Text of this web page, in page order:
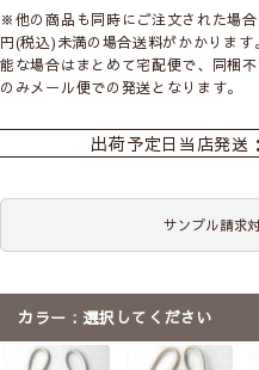
※他の商品も同時にご注文された場
円(税込)未満の場合送料がかかりま
能な場合はまとめて宅配便で、同梱
のみメール便での発送となります。
出荷予定日 当店発送
サンプル請求
カラー 選択してください